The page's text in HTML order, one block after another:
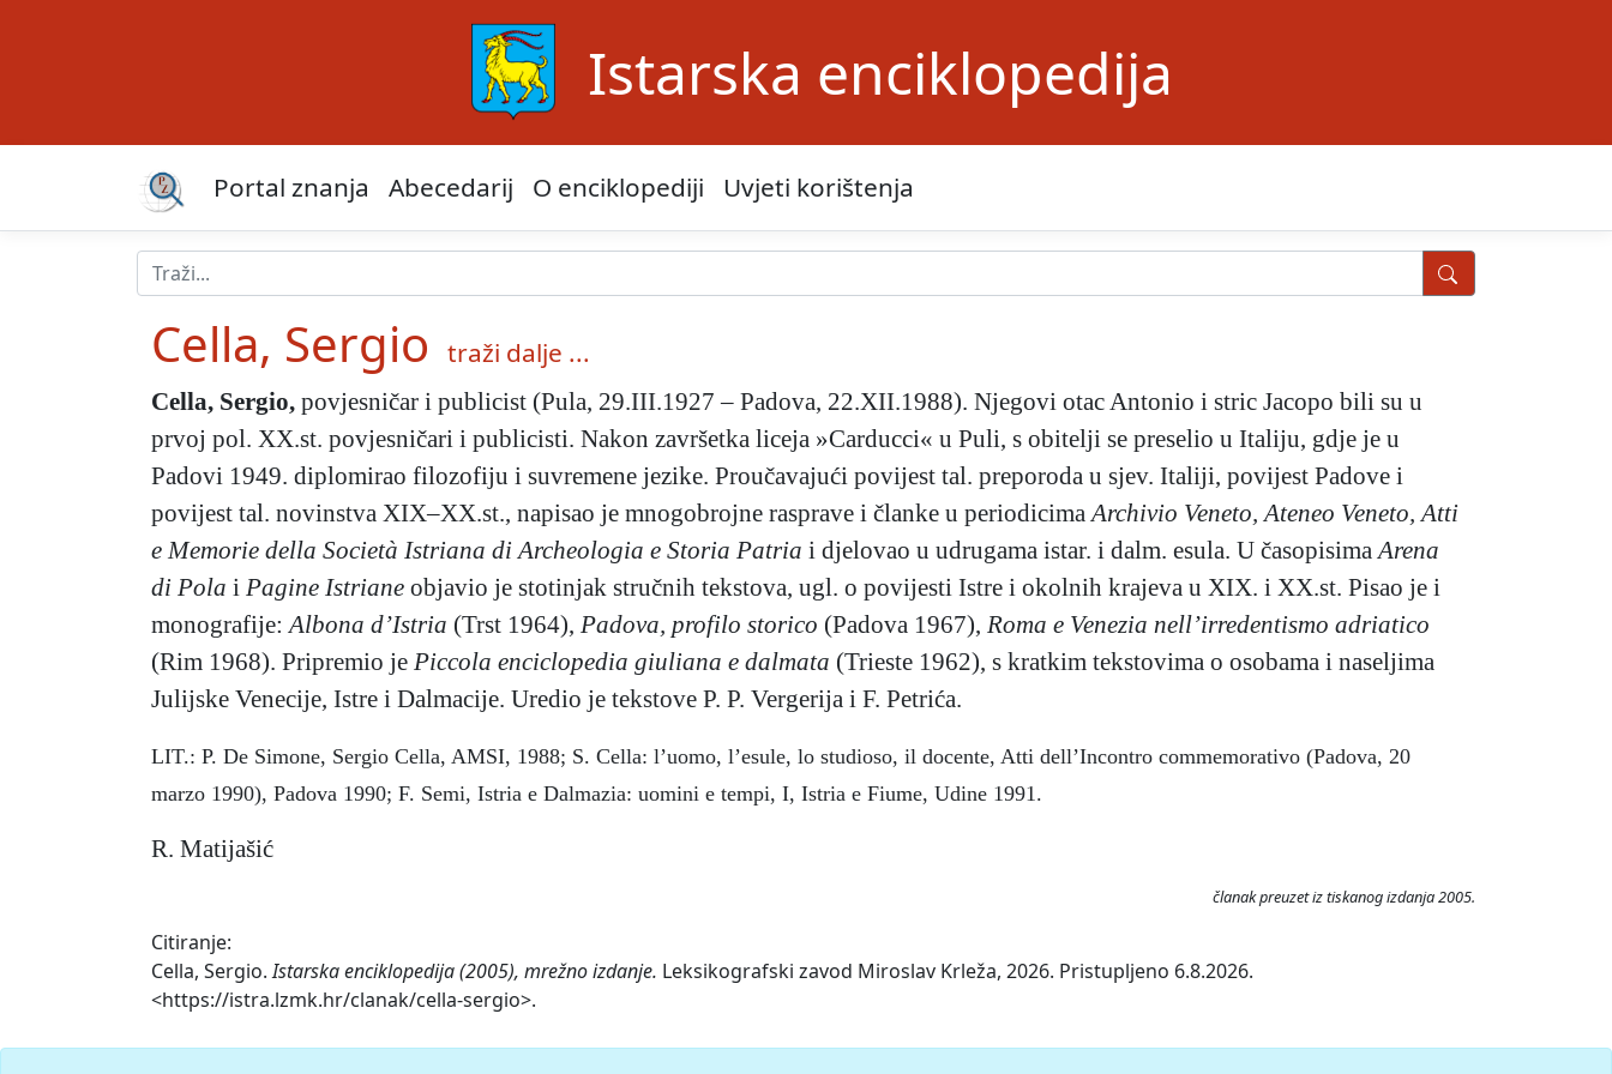
Istarska enciklopedija
Portal znanja Abecedarij O enciklopediji Uvjeti korištenja
Cella, Sergio traži dalje ...
Cella, Sergio, povjesničar i publicist (Pula, 29.III.1927 – Padova, 22.XII.1988). Njegovi otac Antonio i stric Jacopo bili su u
prvoj pol. XX.st. povjesničari i publicisti. Nakon završetka liceja »Carducci« u Puli, s obitelji se preselio u Italiju, gdje je u
Padovi 1949. diplomirao filozofiju i suvremene jezike. Proučavajući povijest tal. preporoda u sjev. Italiji, povijest Padove i
povijest tal. novinstva XIX–XX.st., napisao je mnogobrojne rasprave i članke u periodicima Archivio Veneto, Ateneo Veneto, Atti
e Memorie della Società Istriana di Archeologia e Storia Patria i djelovao u udrugama istar. i dalm. esula. U časopisima Arena
di Pola i Pagine Istriane objavio je stotinjak stručnih tekstova, ugl. o povijesti Istre i okolnih krajeva u XIX. i XX.st. Pisao je i
monografije: Albona d’Istria (Trst 1964), Padova, profilo storico (Padova 1967), Roma e Venezia nell’irredentismo adriatico
(Rim 1968). Pripremio je Piccola enciclopedia giuliana e dalmata (Trieste 1962), s kratkim tekstovima o osobama i naseljima
Julijske Venecije, Istre i Dalmacije. Uredio je tekstove P. P. Vergerija i F. Petrića.
LIT.: P. De Simone, Sergio Cella, AMSI, 1988; S. Cella: l’uomo, l’esule, lo studioso, il docente, Atti dell’Incontro commemorativo (Padova, 20
marzo 1990), Padova 1990; F. Semi, Istria e Dalmazia: uomini e tempi, I, Istria e Fiume, Udine 1991.
R. Matijašić
članak preuzet iz tiskanog izdanja 2005.
Citiranje:
Cella, Sergio.Istarska enciklopedija (2005), mrežno izdanje. Leksikografski zavod Miroslav Krleža, 2026. Pristupljeno 6.8.2026.
<https://istra.lzmk.hr/clanak/cella-sergio>.